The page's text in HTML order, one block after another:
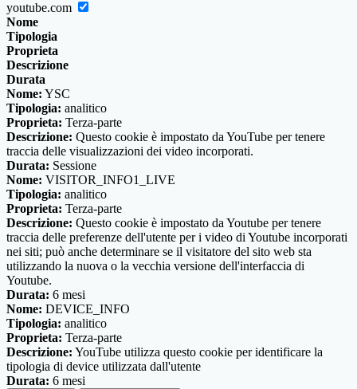
youtube.com
Nome
Tipologia
Proprieta
Descrizione
Durata
Nome: YSC
Tipologia: analitico
Proprieta: Terza-parte
Descrizione: Questo cookie è impostato da YouTube per tenere
traccia delle visualizzazioni dei video incorporati.
Durata: Sessione
Nome: VISITOR_INFO1_LIVE
Tipologia: analitico
Proprieta: Terza-parte
Descrizione: Questo cookie è impostato da Youtube per tenere
traccia delle preferenze dell'utente per i video di Youtube incorporati
nei siti; può anche determinare se il visitatore del sito web sta
utilizzando la nuova o la vecchia versione dell'interfaccia di
Youtube.
Durata: 6 mesi
Nome: DEVICE_INFO
Tipologia: analitico
Proprieta: Terza-parte
Descrizione: YouTube utilizza questo cookie per identificare la
tipologia di device utilizzata dall'utente
Durata: 6 mesi